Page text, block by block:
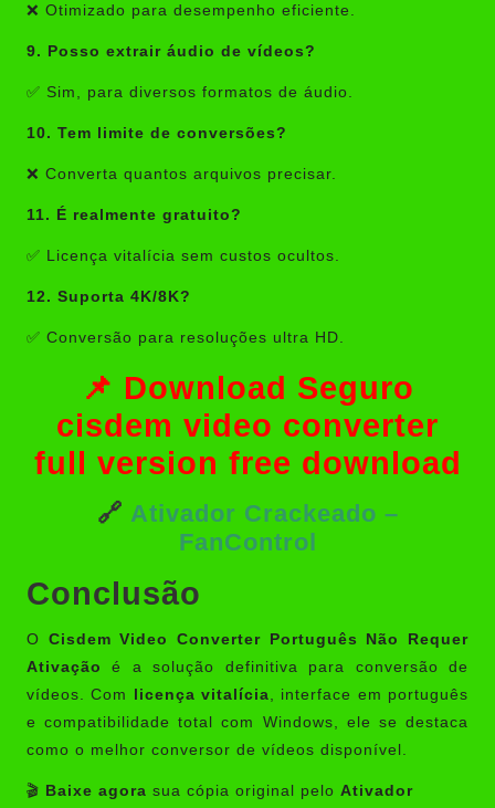
❌ Otimizado para desempenho eficiente.
9. Posso extrair áudio de vídeos?
✅ Sim, para diversos formatos de áudio.
10. Tem limite de conversões?
❌ Converta quantos arquivos precisar.
11. É realmente gratuito?
✅ Licença vitalícia sem custos ocultos.
12. Suporta 4K/8K?
✅ Conversão para resoluções ultra HD.
📌 Download Seguro
cisdem video converter
full version free download
🔗 Ativador Crackeado –
FanControl
Conclusão
O Cisdem Video Converter Português Não Requer
Ativação
é a solução definitiva para conversão de
vídeos. Com licença vitalícia , interface em português
e compatibilidade total com Windows, ele se destaca
como o melhor conversor de vídeos disponível.
🎬 Baixe agora sua cópia original pelo Ativador